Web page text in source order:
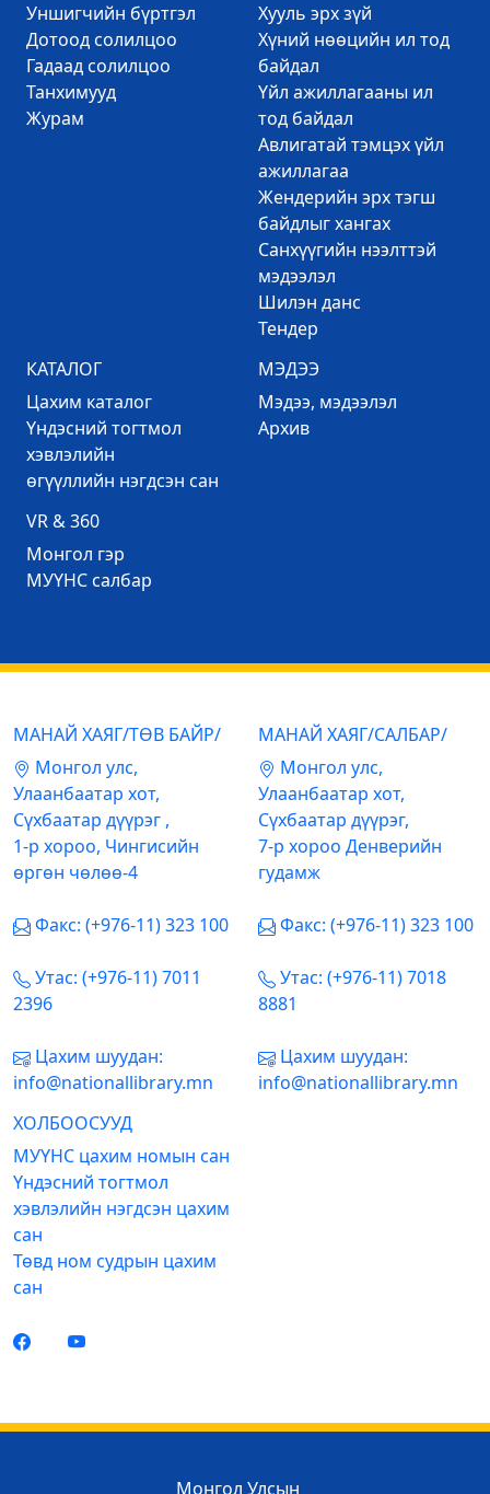
Уншигчийн бүртгэл
Дотоод солилцоо
Гадаад солилцоо
Танхимууд
Журам
Хууль эрх зүй
Хүний нөөцийн ил тод
байдал
Үйл ажиллагааны ил
тод байдал
Авлигатай тэмцэх үйл
ажиллагаа
Жендерийн эрх тэгш
байдлыг хангах
Санхүүгийн нээлттэй
мэдээлэл
Шилэн данс
Тендер
КАТАЛОГ
Цахим каталог
Үндэсний тогтмол
хэвлэлийн
өгүүллийн нэгдсэн сан
МЭДЭЭ
Mэдээ, мэдээлэл
Архив
VR & 360
Mонгол гэр
МУҮНС салбар
МАНАЙ ХАЯГ/ТӨВ БАЙР/
Mонгол улс,
Улаанбаатар хот,
Сүхбаатар дүүрэг ,
1-р хороо, Чингисийн
өргөн чөлөө-4
Факс: (+976-11) 323 100
Утас: (+976-11) 7011
2396
Цахим шуудан:
info@nationallibrary.mn
МАНАЙ ХАЯГ/САЛБАР/
Mонгол улс,
Улаанбаатар хот,
Сүхбаатар дүүрэг,
7-р хороо Денверийн
гудамж
Факс: (+976-11) 323 100
Утас: (+976-11) 7018
8881
Цахим шуудан:
info@nationallibrary.mn
ХОЛБООСУУД
МУҮНС цахим номын сан
Үндэсний тогтмол
хэвлэлийн нэгдсэн цахим
сан
Төвд ном судрын цахим
сан
Монгол Улсын